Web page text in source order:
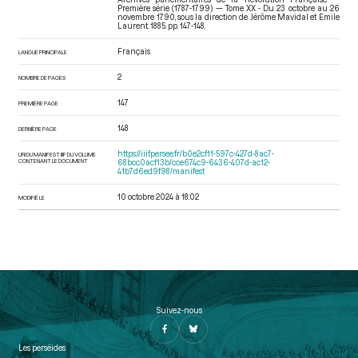
Première série (1787-1799) — Tome XX - Du 23 octobre au 26
novembre 1790 , sous la direction de Jérôme Mavidal et Emile
Laurent. 1885. pp. 147-148.
LANGUE PRINCIPALE Français
NOMBRE DE PAGES 2
PREMIÈRE PAGE 147
DERNIÈRE PAGE 148
URI DU MANIFEST IIIF DU VOLUME
CONTENANT LE DOCUMENT
https://iiif.persee.fr/b0e2cf11-597c-427d-8ac7-
68bcc0acf13b/cce674c9-6436-407d-ac12-
41b7d6ed9f98/manifest
MODIFIÉ LE 10 octobre 2024 à 18:02
Suivez-nous
Les perséides